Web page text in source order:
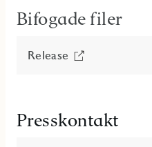
Bifogade filer
Release
Presskontakt